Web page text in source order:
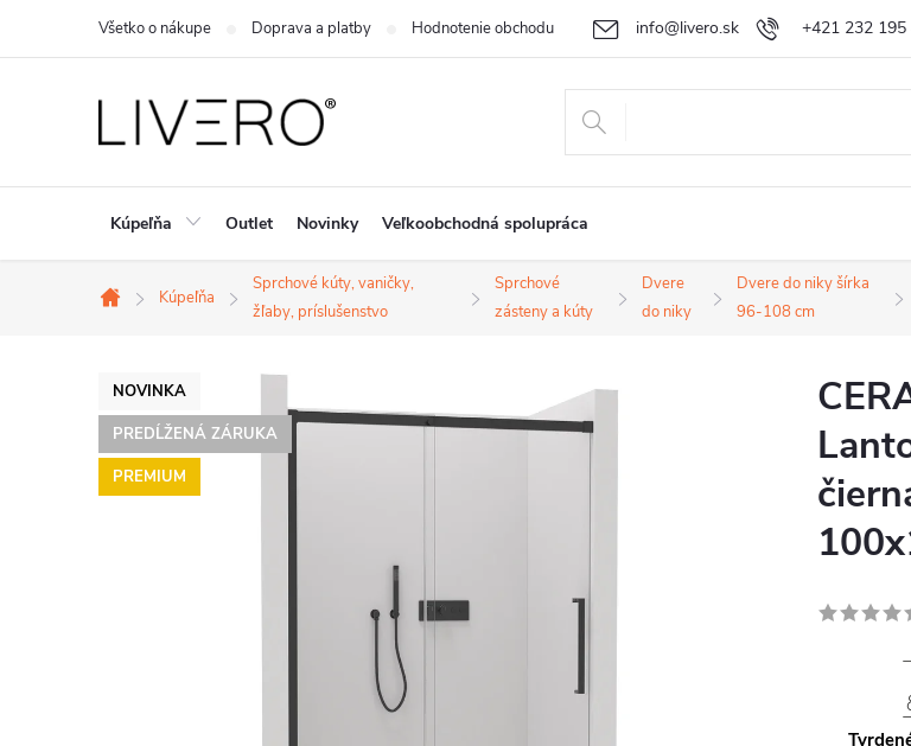
+421 232 195
info@livero.sk
Všetko o nákupe Doprava a platby Hodnotenie obchodu Vrátenie tovaru a reklamácia Obchodné
Kúpeľňa Outlet Novinky Veľkoobchodná spolupráca
Domov
Kúpeľňa
Sprchové kúty, vaničky,
žľaby, príslušenstvo
Sprchové
zásteny a kúty
Dvere
do niky
Dvere do niky šírka
96-108 cm
NOVINKA
PREDĹŽENÁ ZÁRUKA
PREMIUM